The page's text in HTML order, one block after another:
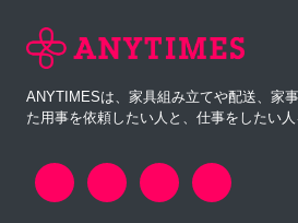
ANYTIMESは、家具組み立てや配送、家
た用事を依頼したい人と、仕事をしたい人